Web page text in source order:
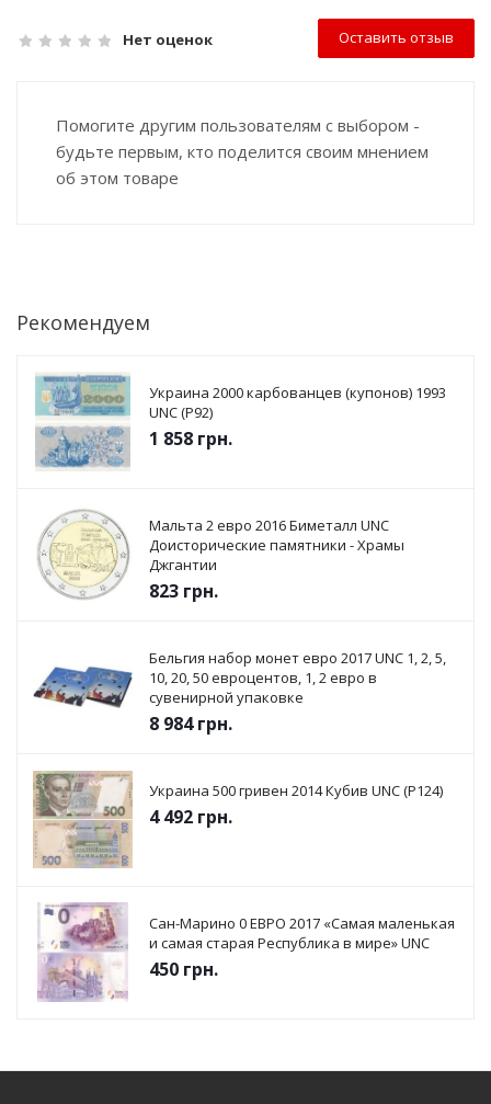
Нет оценок Оставить отзыв
Помогите другим пользователям с выбором -
будьте первым, кто поделится своим мнением
об этом товаре
Рекомендуем
Украина 2000 карбованцев (купонов) 1993
UNC (P92)
1 858 грн.
Мальта 2 евро 2016 Биметалл UNC
Доисторические памятники - Храмы
Джгантии
823 грн.
Бельгия набор монет евро 2017 UNC 1, 2, 5,
10, 20, 50 евроцентов, 1, 2 евро в
сувенирной упаковке
8 984грн.
Украина 500 гривен 2014 Кубив UNC (P124)
4 492 грн.
Сан-Марино 0 ЕВРО 2017 «Самая маленькая
и самая старая Республика в мире» UNC
450 грн.